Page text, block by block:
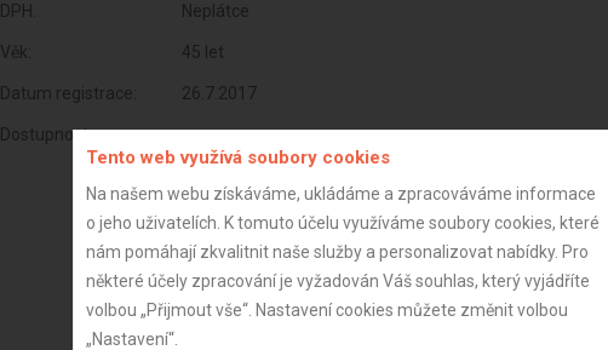
DPH: Neplátce
Věk: 45 let
Datum registrace: 26.7.2017
Dostupnost:
Tento web využívá soubory cookies
Na našem webu získáváme, ukládáme a zpracováváme informace
o jeho uživatelích. K tomuto účelu využíváme soubory cookies, které
nám pomáhají zkvalitnit naše služby a personalizovat nabídky. Pro
některé účely zpracování je vyžadován Váš souhlas, který vyjádříte
volbou „Přijmout vše“. Nastavení cookies můžete změnit volbou
„Nastavení“.